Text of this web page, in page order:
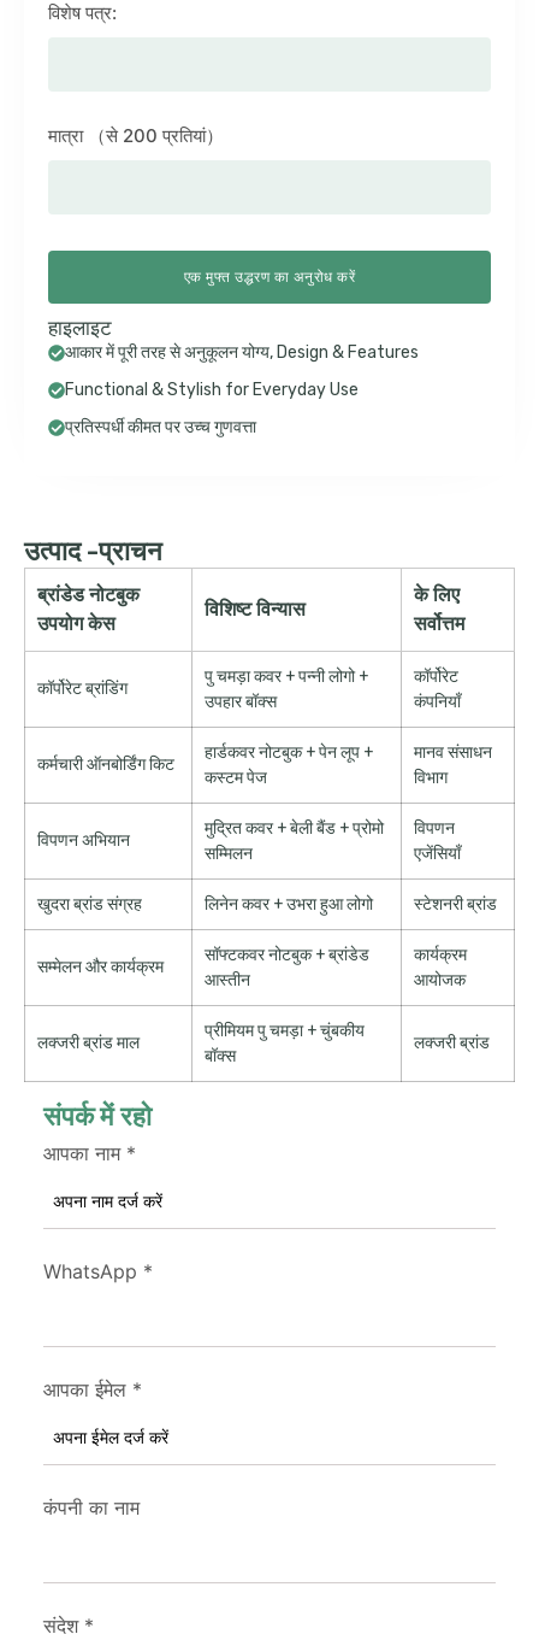
विशेष पत्र:
मात्रा （से 200 प्रतियां）
एक मुफ्त उद्धरण का अनुरोध करें
हाइलाइट
आकार में पूरी तरह से अनुकूलन योग्य, Design & Features
Functional & Stylish for Everyday Use
प्रतिस्पर्धी कीमत पर उच्च गुणवत्ता
उत्पाद -प्राचन
ब्रांडेड नोटबुक
उपयोग केस
विशिष्ट विन्यास
के लिए
सर्वोत्तम
कॉर्पोरेट ब्रांडिंग
पु चमड़ा कवर + पन्नी लोगो +
उपहार बॉक्स
कॉर्पोरेट
कंपनियाँ
कर्मचारी ऑनबोर्डिंग किट
हार्डकवर नोटबुक + पेन लूप +
कस्टम पेज
मानव संसाधन
विभाग
विपणन अभियान
मुद्रित कवर + बेली बैंड + प्रोमो
सम्मिलन
विपणन
एजेंसियाँ
खुदरा ब्रांड संग्रह लिनेन कवर + उभरा हुआ लोगो स्टेशनरी ब्रांड
सम्मेलन और कार्यक्रम
सॉफ्टकवर नोटबुक + ब्रांडेड
आस्तीन
कार्यक्रम
आयोजक
लक्जरी ब्रांड माल
प्रीमियम पु चमड़ा + चुंबकीय
बॉक्स
लक्जरी ब्रांड
संपर्क में रहो
आपका नाम *
WhatsApp *
आपका ईमेल *
कंपनी का नाम
संदेश *